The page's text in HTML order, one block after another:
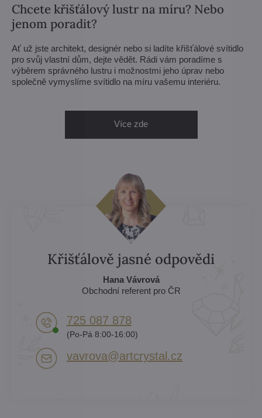
Chcete křišťálový lustr na míru? Nebo
jenom poradit?
Ať už jste architekt, designér nebo si ladíte křišťálové svítidlo
pro svůj vlastní dům, dejte vědět. Rádi vám poradíme s
výběrem správného lustru i možnostmi jeho úprav nebo
společně vymyslíme svítidlo na míru vašemu interiéru.
Více zde
Křišťálově jasné odpovědi
Hana Vávrová
Obchodní referent pro ČR
725 087 878​
(Po-Pá 8:00-16:00)
vavrova​@artcrystal​.cz